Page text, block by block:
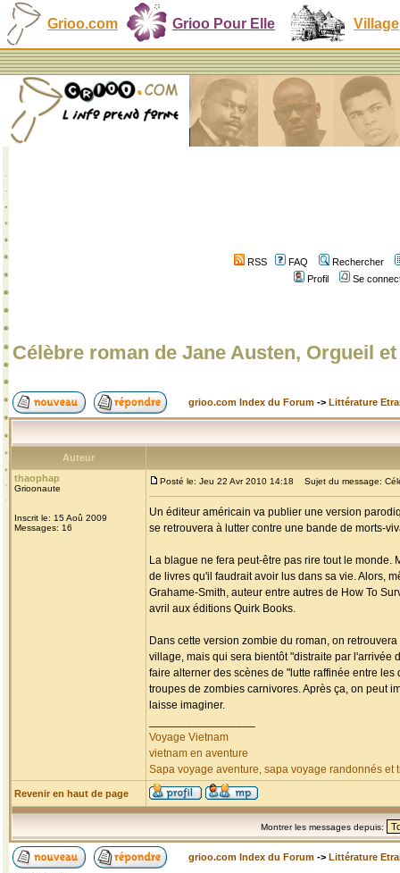
Grioo.com Grioo Pour Elle Village
RSS FAQ
Rechercher
Profil
Se
Célèbre roman de Jane Austen, Orgueil
grioo.com Index du Forum -> Littérature
Auteur
thaophap
Grioonaute
Inscrit le: 15 Aoû 2009
Messages: 16
Posté le: Jeu 22 Avr 2010 14:18 Sujet du message:
Un éditeur américain va publier une version
se retrouvera à lutter contre une bande de morts-
La blague ne fera peut-être pas rire tout le
de livres qu'il faudrait avoir lus dans sa vie. Alors,
Grahame-Smith, auteur entre autres de How To
avril aux éditions Quirk Books.
Dans cette version zombie du roman, on
village, mais qui sera bientôt "distraite par l'arrivée
faire alterner des scènes de "lutte raffinée entre
troupes de zombies carnivores. Après ça, on peut
laisse imaginer.
Voyage Vietnam
vietnam en aventure
Sapa voyage aventure, sapa voyage randonnés et
Revenir en haut de page
Montrer les messages depuis:
grioo.com Index du Forum -> Littérature